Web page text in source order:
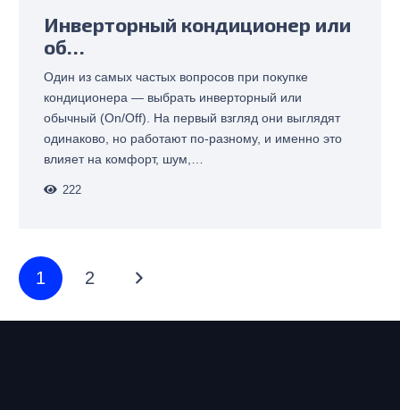
Инверторный кондиционер или
об…
Один из самых частых вопросов при покупке
кондиционера — выбрать инверторный или
обычный (On/Off). На первый взгляд они выглядят
одинаково, но работают по-разному, и именно это
влияет на комфорт, шум,…
222
1 2